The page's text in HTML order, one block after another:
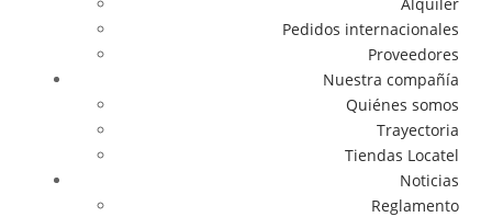
Pedidos internacionales
Proveedores
Nuestra compañía
Quiénes somos
Trayectoria
Tiendas Locatel
Noticias
Reglamento